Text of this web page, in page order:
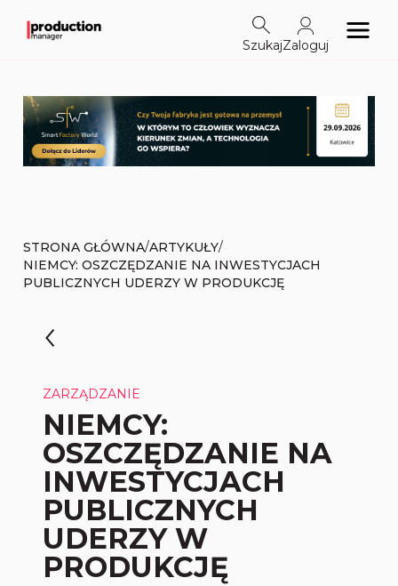
SzukajZaloguj
STRONA GŁÓWNA/ARTYKUŁY/
NIEMCY: OSZCZĘDZANIE NA INWESTYCJACH
PUBLICZNYCH UDERZY W PRODUKCJĘ
ZARZĄDZANIE
NIEMCY:
OSZCZĘDZANIE NA
INWESTYCJACH
PUBLICZNYCH
UDERZY W
PRODUKCJĘ